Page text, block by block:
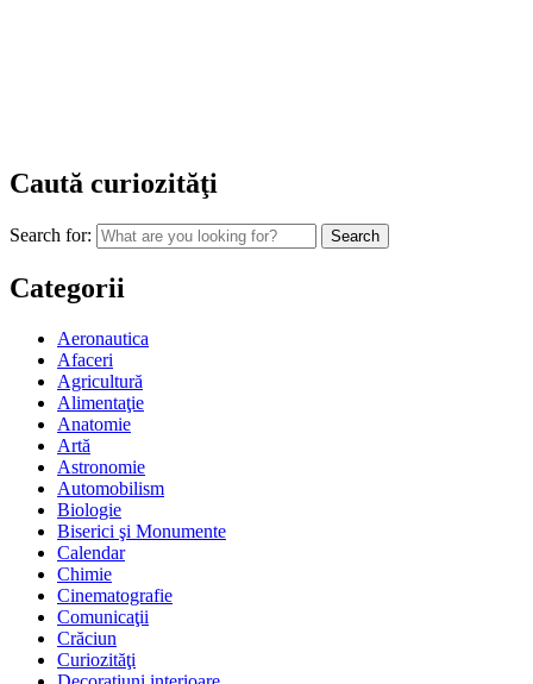
Caută curiozităţi
Search for:
Categorii
Aeronautica
Afaceri
Agricultură
Alimentaţie
Anatomie
Artă
Astronomie
Automobilism
Biologie
Biserici şi Monumente
Calendar
Chimie
Cinematografie
Comunicaţii
Crăciun
Curiozităţi